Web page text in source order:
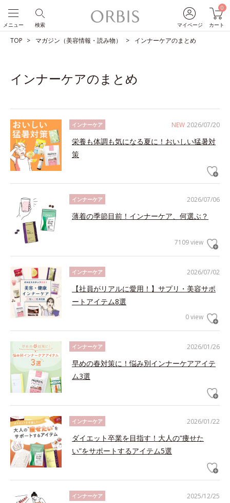
マイページ
0
カート
検索
メニュー
TOP マガジン（美容情報・読み物） インナーケアのまとめ
インナーケアのまとめ
NEW 2026/07/20
インナーケア
栄養も体調も気になる夏に！おいしい猛暑対
策
2026/07/06
インナーケア
薄着の季節目前！インナーケア、何選ぶ？
7109 view
2026/07/02
インナーケア
【社員がリアルに愛用！】サプリ・美容サポ
ートアイテム8選
0 view
2026/01/26
インナーケア
早めの春対策に！悩み別インナーケアアイテ
ム3選
2026/01/22
インナーケア
ダイエット卒業を目指す！大人の“痩せた
い”をサポートするアイテム5選
2025/12/25
インナーケア